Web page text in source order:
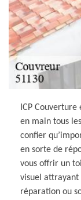
ICP
en main tous
confier
en sorte de
vous offrir un
visuel attrayant
réparation ou